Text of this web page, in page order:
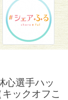
心選手ハッ
ックオフこ